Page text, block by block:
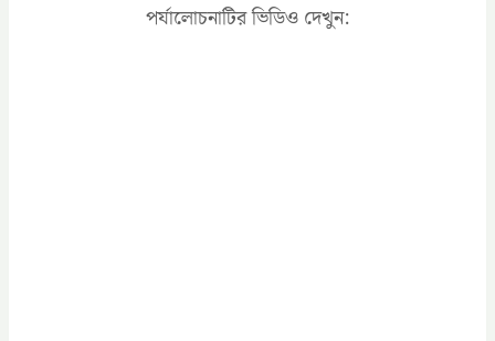
পর্যালোচনাটির ভিডিও দেখুন: